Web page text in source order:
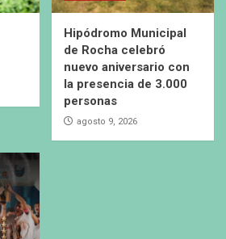
Hipódromo Municipal
de Rocha celebró
nuevo aniversario con
la presencia de 3.000
personas
agosto 9, 2026